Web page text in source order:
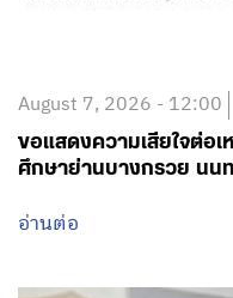
August 7, 2026 - 12:00
ขอแสดงความเสียใจต่อ
ศึกษาย่านบางกรวย นน
อ่านต่อ